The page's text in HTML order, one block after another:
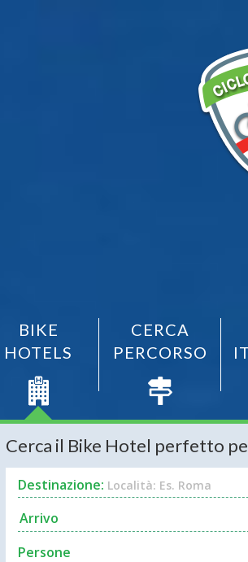
BIKE
HOTELS
CERCA
PERCORSO
Cerca il Bike Hotel perfetto
Destinazione: Località: Es. Roma
Persone